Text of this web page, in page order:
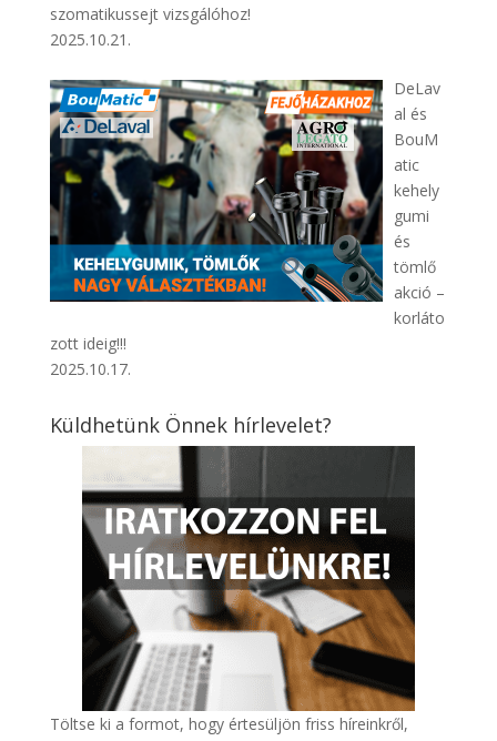
szomatikussejt vizsgálóhoz!
2025.10.21.
DeLav
al és
BouM
atic
kehely
gumi
és
tömlő
akció –
korláto
zott ideig!!!
2025.10.17.
Küldhetünk Önnek hírlevelet?
Töltse ki a formot, hogy értesüljön friss híreinkről,